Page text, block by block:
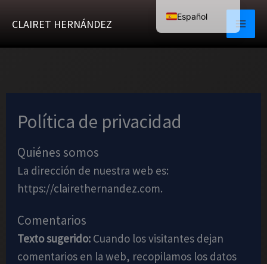
CLAIRET HERNÁNDEZ
Política de privacidad
Quiénes somos
La dirección de nuestra web es:
https://clairethernandez.com.
Comentarios
Texto sugerido: Cuando los visitantes dejan
comentarios en la web, recopilamos los datos
Español
English (UK)